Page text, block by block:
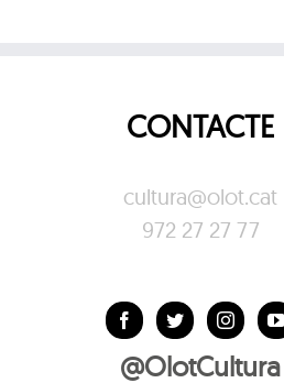
CONTACTE
cultura@olot.cat
972 27 27 77
@OlotCultura